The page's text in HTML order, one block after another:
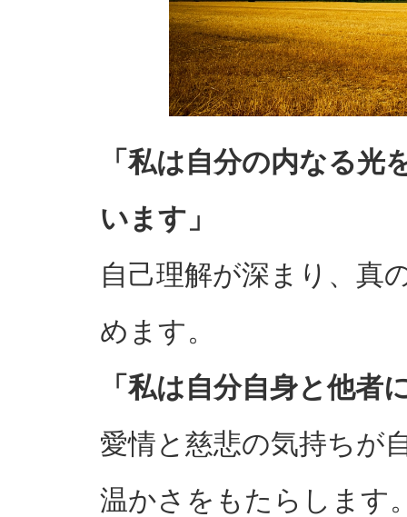
「私は自分の内なる
います」
自己理解が深まり、真
めます。
「私は自分自身と他者
愛情と慈悲の気持ちが
温かさをもたらします